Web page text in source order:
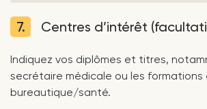
7. Centres d’intérêt
Indiquez vos diplômes et titres,
secrétaire médicale ou les formations
bureautique/santé.